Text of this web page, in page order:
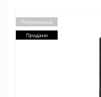
Популярный
Продано